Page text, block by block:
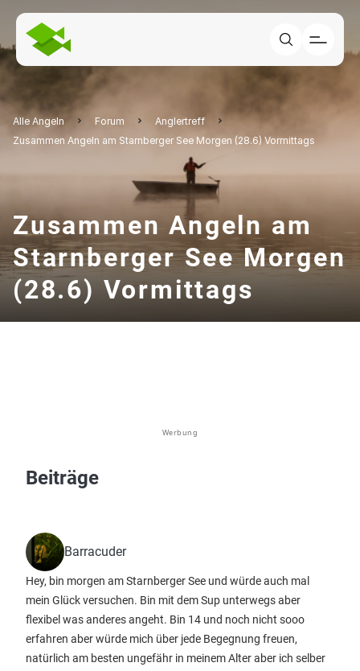
Alle Angeln Forum
Anglertreff
Zusammen Angeln am Starnberger See Morgen (28.6) Vormittags
Zusammen Angeln am
Starnberger See Morgen
(28.6) Vormittags
Werbung
Beiträge
Barracuder
Hey, bin morgen am Starnberger See und würde auch mal
mein Glück versuchen. Bin mit dem Sup unterwegs aber
flexibel was anderes angeht. Bin 14 und noch nicht sooo
erfahren aber würde mich über jede Begegnung freuen,
natürlich am besten ungefähr in meinem Alter aber ich selber